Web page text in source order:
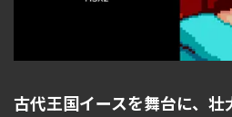
古代王国イースを舞台に、壮